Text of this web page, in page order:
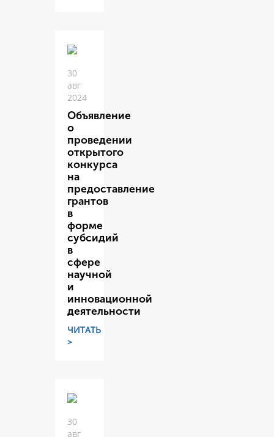
30
авг
2024
Объявление
о
проведении
открытого
конкурса
на
предоставление
грантов
в
форме
субсидий
в
сфере
научной
и
инновационной
деятельности
ЧИТАТЬ
>
30
авг